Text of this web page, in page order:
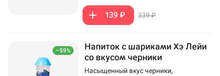
139 ₽ 339 ₽
–59%
Напиток с шариками Хэ Лейи
со вкусом черники
Насыщенный вкус черники,